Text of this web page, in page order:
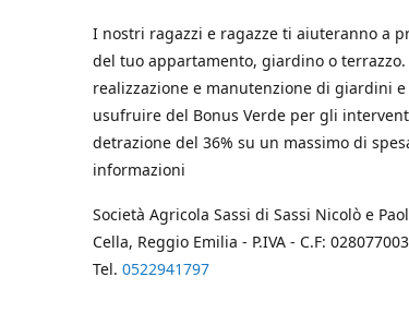
I nostri ragazzi e ragazze ti aiuteranno a
del tuo appartamento, giardino o
realizzazione e manutenzione di giardini
usufruire del Bonus Verde per gli
detrazione del 36% su un massimo di
informazioni
Società Agricola Sassi di Sassi Nicolò e
Cella, Reggio Emilia - P.IVA - C.F:
Tel. 0522941797